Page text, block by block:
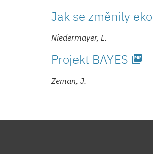
Jak se změnily
Niedermayer, L.
Projekt BAYES picture_as_pdf
Zeman, J.